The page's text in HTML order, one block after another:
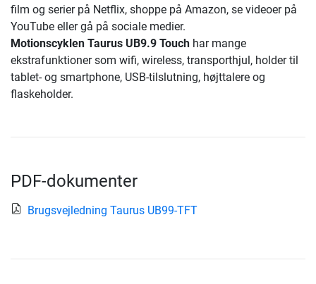
film og serier på Netflix, shoppe på Amazon, se videoer på
YouTube eller gå på sociale medier.
Motionscyklen Taurus UB9.9 Touch har mange
ekstrafunktioner som wifi, wireless, transporthjul, holder til
tablet- og smartphone, USB-tilslutning, højttalere og
flaskeholder.
PDF-dokumenter
Brugsvejledning Taurus UB99-TFT